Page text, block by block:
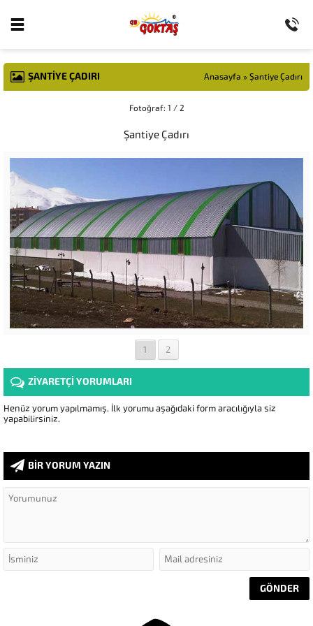
ŞANTIYE ÇADIRI Anasayfa » Şantiye Çadırı
Fotoğraf: 1 / 2
Şantiye Çadırı
1 2
ZİYARETÇİ YORUMLARI
Henüz yorum yapılmamış. İlk yorumu aşağıdaki form aracılığıyla siz
yapabilirsiniz.
BİR YORUM YAZIN